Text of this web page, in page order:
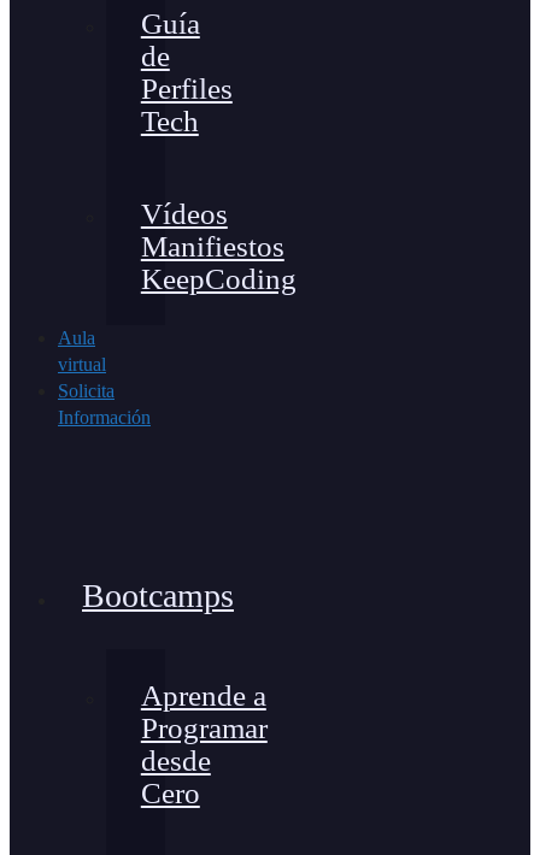
Guía
de
Perfiles
Tech
Vídeos
Manifiestos
KeepCoding
Aula
virtual
Solicita
Información
Bootcamps
Aprende a
Programar
desde
Cero